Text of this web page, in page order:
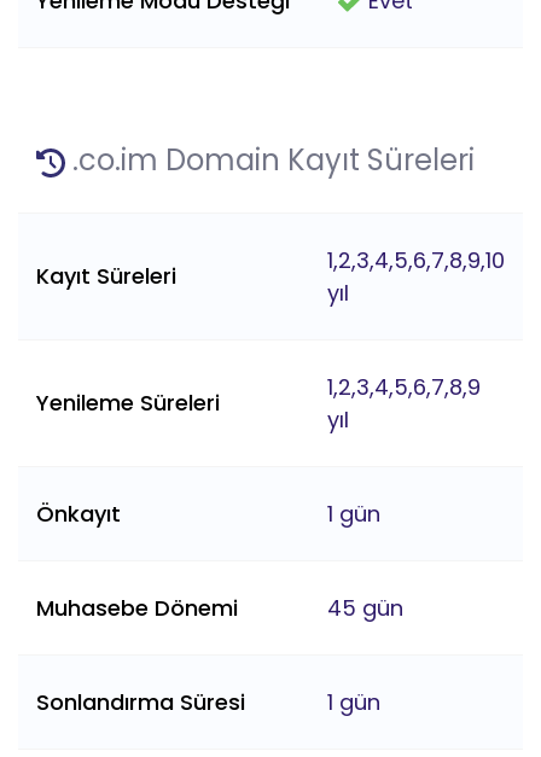
.co.im Domain Kayıt Süreleri
Kayıt Süreleri
1,2,3,4,5,6,7,8,9,10
yıl
Yenileme Süreleri
1,2,3,4,5,6,7,8,9
yıl
Önkayıt 1 gün
Muhasebe Dönemi 45 gün
Sonlandırma Süresi 1 gün